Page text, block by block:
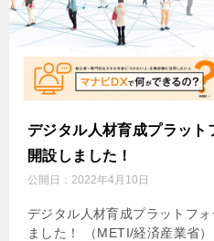
デジタル人材育成プラッ
開設しました！
公開日： 2022年4月10日
デジタル人材育成プラットフ
ました！ （METI/経済産業省